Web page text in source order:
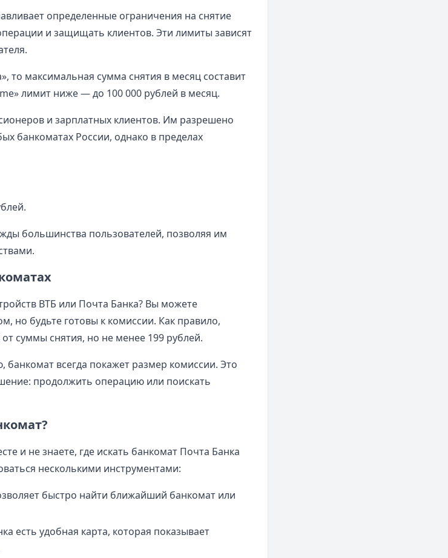
определенные ограничения на снятие
и защищать клиентов. Эти лимиты зависят
то максимальная сумма снятия в месяц составит
лимит ниже — до 100 000 рублей в месяц.
и зарплатных клиентов. Им разрешено
банкоматах России, однако в пределах
большинства пользователей, позволяя им
ВТБ или Почта Банка? Вы можете
но будьте готовы к комиссии. Как правило,
суммы снятия, но не менее 199 рублей.
всегда покажет размер комиссии. Это
продолжить операцию или поискать
и не знаете, где искать банкомат Почта Банка
несколькими инструментами:
быстро найти ближайший банкомат или
есть удобная карта, которая показывает